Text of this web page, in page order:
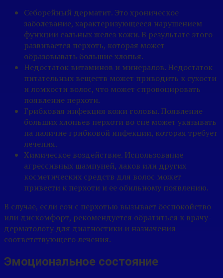
Себорейный дерматит. Это хроническое
заболевание, характеризующееся нарушением
функции сальных желез кожи. В результате этого
развивается перхоть, которая может
образовывать большие хлопья.
Недостаток витаминов и минералов. Недостаток
питательных веществ может приводить к сухости
и ломкости волос, что может спровоцировать
появление перхоти.
Грибковая инфекция кожи головы. Появление
больших хлопьев перхоти во сне может указывать
на наличие грибковой инфекции, которая требует
лечения.
Химическое воздействие. Использование
агрессивных шампуней, лаков или других
косметических средств для волос может
привести к перхоти и ее обильному появлению.
В случае, если сон с перхотью вызывает беспокойство
или дискомфорт, рекомендуется обратиться к врачу-
дерматологу для диагностики и назначения
соответствующего лечения.
Эмоциональное состояние